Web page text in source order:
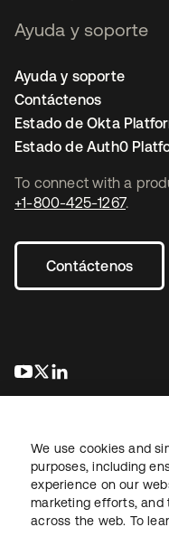
To connect with a
+1-800-425-1267.
Contáctenos
se abre en una
se abre en una
Ayuda y soporte
Ayuda y soporte
Contáctenos
Estado de Okta
Estado de Auth0
Información legalPolítica
Seguridad Mapa del sitio
We use cookies and
purposes, including
experience on our
marketing efforts,
across the web. To